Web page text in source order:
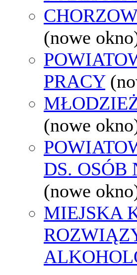
(nowe
PRACY
(nowe
DS. OSÓB
(nowe
MIEJSKA